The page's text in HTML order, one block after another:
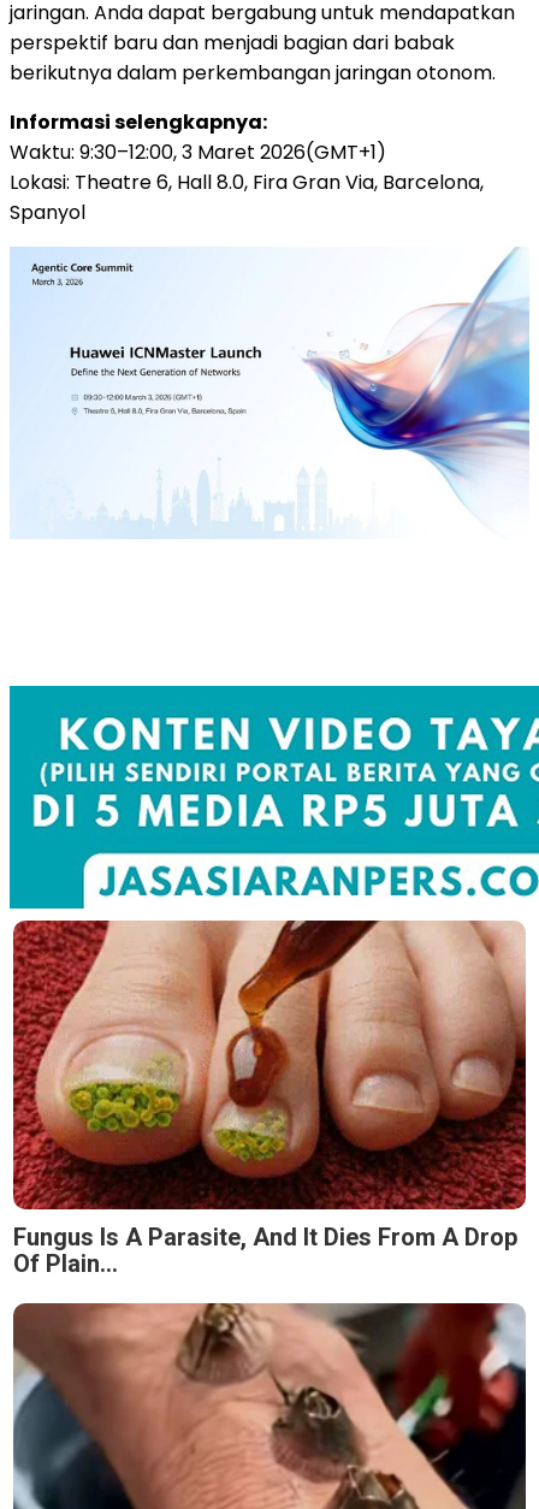
jaringan. Anda dapat bergabung untuk mendapatkan
perspektif baru dan menjadi bagian dari babak
berikutnya dalam perkembangan jaringan otonom.
Informasi selengkapnya:
Waktu: 9:30–12:00, 3 Maret 2026(GMT+1)
Lokasi: Theatre 6, Hall 8.0, Fira Gran Via, Barcelona,
Spanyol
Fungus Is A Parasite, And It Dies From A Drop
Of Plain...